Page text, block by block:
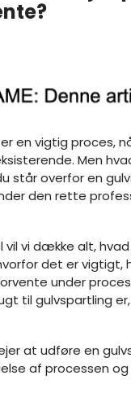
en vigtig proces,
Men
står overfor en
den rette
vil vi dække alt,
det er
under
til gulvspartling
at udføre en
af processen